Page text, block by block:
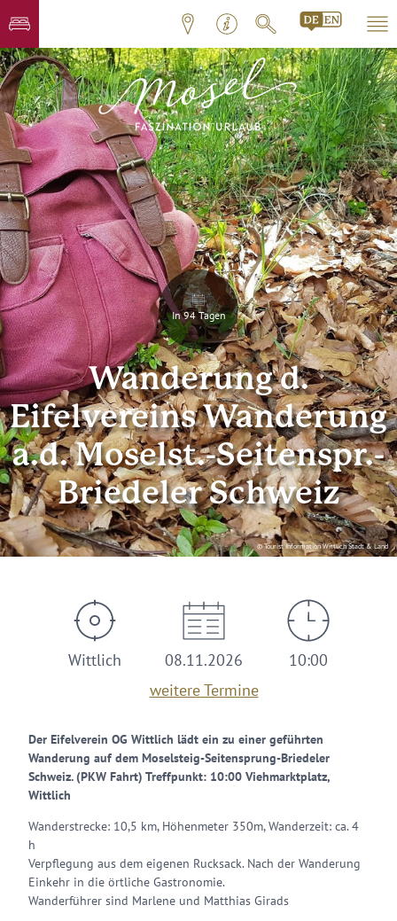
© Tourist Information Wittlich Stadt & Land
In 94 Tagen
Wanderung d.
Eifelvereins Wanderung
a.d. Moselst.-Seitenspr.-
Briedeler Schweiz
Wittlich
08.11.2026
weitere Termine
10:00
Der Eifelverein OG Wittlich lädt ein zu einer geführten
Wanderung auf dem Moselsteig-Seitensprung-Briedeler
Schweiz. (PKW Fahrt) Treffpunkt: 10:00 Viehmarktplatz,
Wittlich
Wanderstrecke: 10,5 km, Höhenmeter 350m, Wanderzeit: ca. 4
h
Verpflegung aus dem eigenen Rucksack. Nach der Wanderung
Einkehr in die örtliche Gastronomie.
Wanderführer sind Marlene und Matthias Girads